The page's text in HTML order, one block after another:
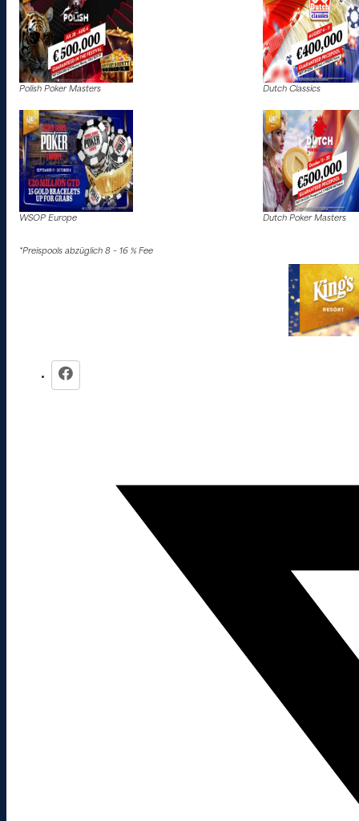
Polish Poker Masters Dutch Classics
WSOP Europe Dutch Poker Masters
*Preispools abzüglich 8 – 16 % Fee